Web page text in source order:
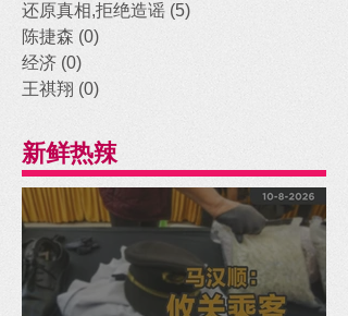
还原真相,拒绝造谣 (5)
陈捷森 (0)
经济 (0)
王祺翔 (0)
新鲜热辣